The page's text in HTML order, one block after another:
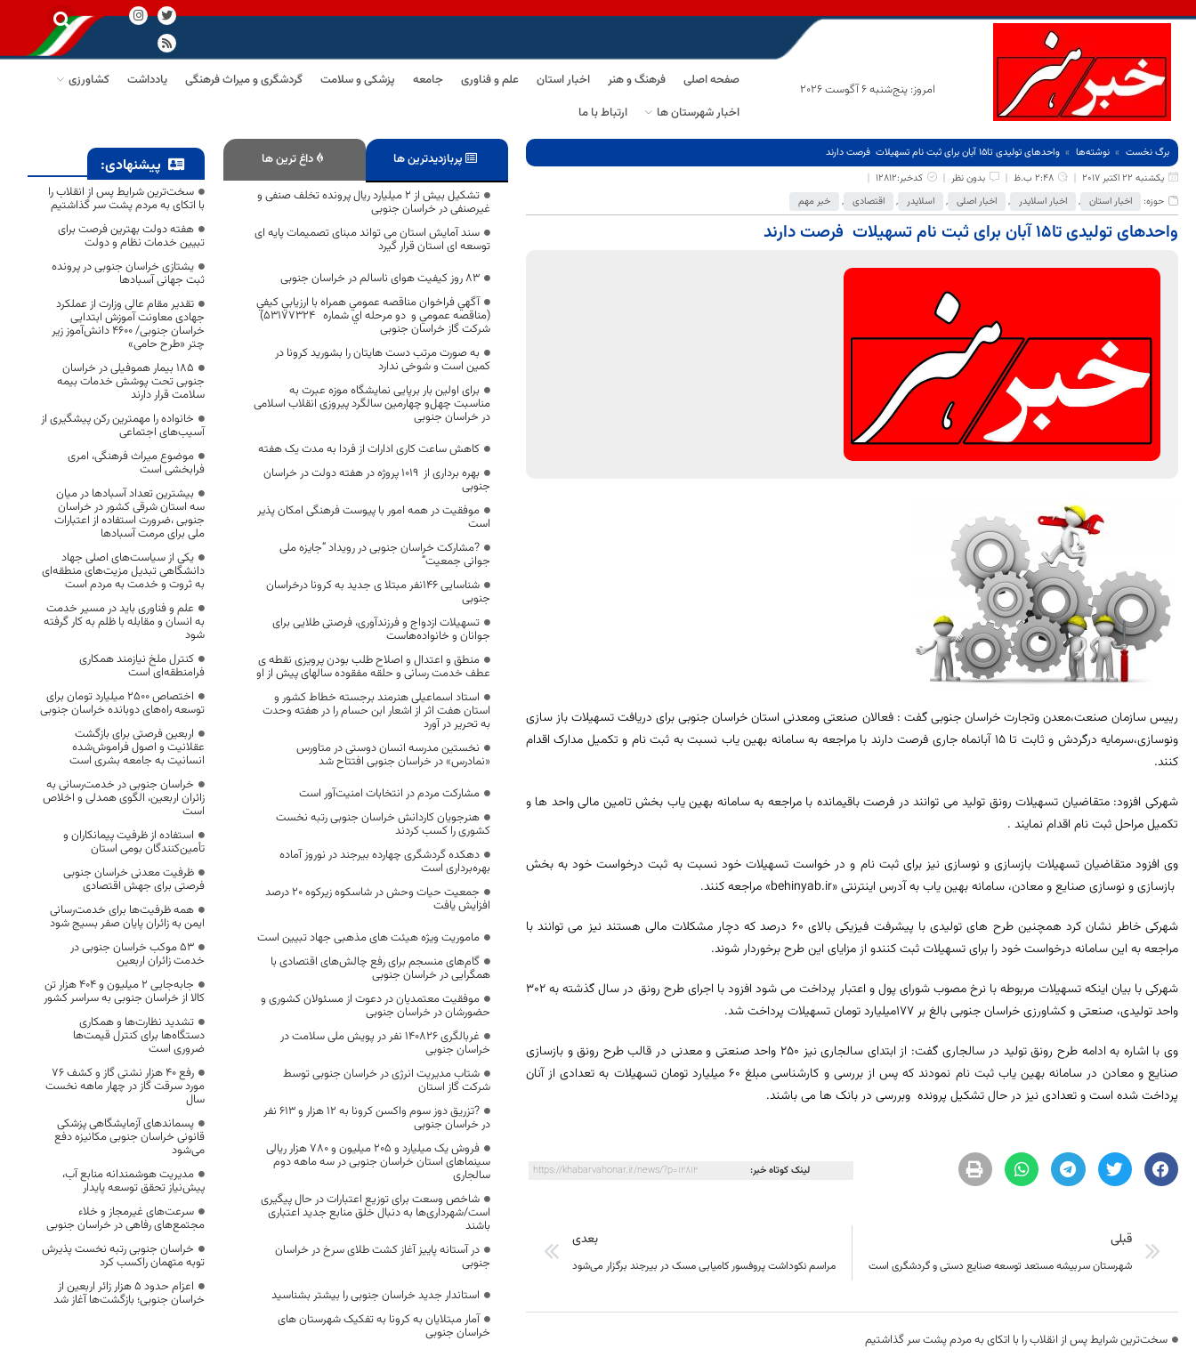
امروز: پنج‌شنبه 6 آگوست 2026
صفحه اصلی فرهنگ و هنر اخبار استان علم و فناوری جامعه پزشکی و سلامت گردشگری و میراث فرهنگی یادداشت
کشاورزی
اخبار شهرستان ها
ارتباط با ما
برگ نخست نوشته‌ها
واحدهای تولیدی تا15 آبان برای ثبت نام تسهیلات فرصت دارند
یکشنبه 22 اکتبر 2017
2:48 ب.ظ بدون نظر
کدخبر:12812
حوزه:
اخبار استان , اخبار اسلایدر , اخبار اصلی , اسلایدر , اقتصادی , خبر مهم
واحدهای تولیدی تا15 آبان برای ثبت نام تسهیلات فرصت دارند
رییس سازمان صنعت،معدن وتجارت خراسان جنوبی گفت : فعالان صنعتی ومعدنی استان خراسان جنوبی برای دریافت تسهیلات باز سازی
ونوسازی،سرمایه درگردش و ثابت تا 15 آبانماه جاری فرصت دارند با مراجعه به سامانه بهین یاب نسبت به ثبت نام و تکمیل مدارک اقدام
کنند.
شهرکی افزود: متقاضیان تسهیلات رونق تولید می توانند در فرصت باقیمانده با مراجعه به سامانه بهین یاب بخش تامین مالی واحد ها و
تکمیل مراحل ثبت نام اقدام نمایند .
وی افزود متقاضیان تسهیلات بازسازی و نوسازی نیز برای ثبت نام و در خواست تسهیلات خود نسبت به ثبت درخواست خود به بخش
بازسازی و نوسازی صنایع و معادن، سامانه بهین یاب به آدرس اینترنتی «behinyab.ir» مراجعه کنند.
شهرکی خاطر نشان کرد همچنین طرح های تولیدی با پیشرفت فیزیکی بالای ۶۰ درصد که دچار مشکلات مالی هستند نیز می توانند با
مراجعه به این سامانه درخواست خود را برای تسهیلات ثبت کنندو از مزایای این طرح برخوردار شوند.
شهرکی با بیان اینکه تسهیلات مربوطه با نرخ مصوب شورای پول و اعتبار پرداخت می شود افزود با اجرای طرح رونق در سال گذشته به 302
واحد تولیدی، صنعتی و کشاورزی خراسان جنوبی بالغ بر 177میلیارد تومان تسهیلات پرداخت شد.
وی با اشاره به ادامه طرح رونق تولید در سالجاری گفت: از ابتدای سالجاری نیز 250 واحد صنعتی و معدنی در قالب طرح رونق و بازسازی
صنایع و معادن در سامانه بهین یاب ثبت نام نمودند که پس از بررسی و کارشناسی مبلغ 60 میلیارد تومان تسهیلات به تعدادی از آنان
پرداخت شده است و تعدادی نیز در حال تشکیل پرونده وبررسی در بانک ها می باشند.
لینک کوتاه خبر: https://khabarvahonar.ir/news/?p=12812
قبلی
شهرستان سربیشه مستعد توسعه صنایع دستی و گردشگری است
بعدی
مراسم نکوداشت پروفسور کامیابی مسک در بیرجند برگزار می‌شود
سخت‌ترین شرایط پس از انقلاب را با اتکای به مردم پشت سر گذاشتیم
پربازدیدترین ها داغ ترین ها
تشکیل بیش از 2 میلیارد ریال پرونده تخلف صنفی و
غیرصنفی در خراسان جنوبی
سند آمایش استان می تواند مبنای تصمیمات پایه ای
توسعه ای استان قرار گیرد
۸۳ روز کیفیت هوای ناسالم در خراسان جنوبی
آگهي فراخوان مناقصه عمومي همراه با ارزيابي كيفي
(مناقصه عمومي و دو مرحله اي شماره 53177324)
شرکت گاز خراسان جنوبی
به صورت مرتب دست هایتان را بشورید کرونا در
کمین است و شوخی ندارد
برای اولین بار برپایی نمایشگاه موزه عبرت به
مناسبت چهل‌و چهارمین سالگرد پیروزی انقلاب اسلامی
در خراسان جنوبی
کاهش ساعت کاری ادارات از فردا به مدت یک هفته
بهره برداری از ۱۰۱۹ پروژه در هفته دولت در خراسان
جنوبی
موفقیت در همه امور با پیوست فرهنگی امکان پذیر
است
?مشارکت خراسان جنوبی در رویداد “جایزه ملی
جوانی جمعیت”
شناسایی 146نفر مبتلا ی جدید به کرونا درخراسان
جنوبی
تسهیلات ازدواج و فرزندآوری، فرصتی طلایی برای
جوانان و خانواده‌هاست
منطق و اعتدال و اصلاح طلب بودن پرویزی نقطه ی
عطف خدمت رسانی و حلقه مفقوده سالهای پیش از او
استاد اسماعیلی هنرمند برجسته خطاط کشور و
استان هفت اثر از اشعار ابن حسام را در هفته وحدت
به تحریر در آورد
نخستین مدرسه انسان دوستی در متاورس
«نمادرس» در خراسان جنوبی افتتاح شد
مشارکت مردم در انتخابات امنیت‌آور است
هنرجویان کاردانش خراسان جنوبی رتبه نخست
کشوری را کسب کردند
دهکده گردشگری چهارده بیرجند در نوروز آماده
بهره‌برداری است
جمعیت حیات وحش در شاسکوه زیرکوه ۲۰ درصد
افزایش یافت
ماموریت ویژه هیئت های مذهبی جهاد تبیین است
گام‌های منسجم برای رفع چالش‌های اقتصادی با
همگرایی در خراسان جنوبی
موفقیت معتمدیان در دعوت از مسئولان کشوری و
حضورشان در خراسان جنوبی
غربالگری 140826 نفر در پویش ملی سلامت در
خراسان جنوبی
شتاب مدیریت انرژی در خراسان جنوبی توسط
شرکت گاز استان
?تزریق دوز سوم واکسن کرونا به ۱۲ هزار و ۶۱۳ نفر
در خراسان جنوبی
فروش یک میلیارد و ۲۰۵ میلیون و ۷۸۰ هزار ریالی
سینماهای استان خراسان جنوبی در سه ماهه دوم
سالجاری
شاخص وسعت برای توزیع اعتبارات در حال پیگیری
است/شهرداری‌ها به دنبال خلق منابع جدید اعتباری
باشند
در آستانه پاییز آغاز کشت طلای سرخ در خراسان
جنوبی
استاندار جدید خراسان جنوبی را بیشتر بشناسید
آمار مبتلایان به کرونا به تفکیک شهرستان های
خراسان جنوبی
پیشنهادی:
سخت‌ترین شرایط پس از انقلاب را
با اتکای به مردم پشت سر گذاشتیم
هفته دولت بهترین فرصت برای
تبیین خدمات نظام و دولت
یشتازی خراسان جنوبی در پرونده
ثبت جهانی آسبادها
تقدیر مقام عالی وزارت از عملکرد
جهادی معاونت آموزش ابتدایی
خراسان جنوبی/ ۴۶۰۰ دانش‌آموز زیر
چتر «طرح حامی»
۱۸۵ بیمار هموفیلی در خراسان
جنوبی تحت پوشش خدمات بیمه
سلامت قرار دارند
خانواده را مهمترین رکن پیشگیری از
آسیب‌های اجتماعی
موضوع میراث فرهنگی، امری
فرابخشی است
بیشترین تعداد آسبادها در میان
سه استان شرقی کشور در خراسان
جنوبی ،ضرورت استفاده از اعتبارات
ملی برای مرمت آسبادها
یکی از سیاست‌های اصلی جهاد
دانشگاهی تبدیل مزیت‌های منطقه‌ای
به ثروت و خدمت به مردم است
علم و فناوری باید در مسیر خدمت
به انسان و مقابله با ظلم به کار گرفته
شود
کنترل ملخ نیازمند همکاری
فرامنطقه‌ای است
اختصاص 2500 میلیارد تومان برای
توسعه راه‌های دوبانده خراسان جنوبی
اربعین فرصتی برای بازگشت
عقلانیت و اصول فراموش‌شده
انسانیت به جامعه بشری است
خراسان جنوبی در خدمت‌رسانی به
زائران اربعین، الگوی همدلی و اخلاص
است
استفاده از ظرفیت پیمانکاران و
تأمین‌کنندگان بومی استان
ظرفیت معدنی خراسان جنوبی
فرصتی برای جهش اقتصادی
همه ظرفیت‌ها برای خدمت‌رسانی
ایمن به زائران پایان صفر بسیج شود
53 موکب خراسان جنوبی در
خدمت زائران اربعین
جابه‌جایی 2 میلیون و 404 هزار تن
کالا از خراسان جنوبی به سراسر کشور
تشدید نظارت‌ها و همکاری
دستگاه‌ها برای کنترل قیمت‌ها
ضروری است
رفع 40 هزار نشتی گاز و کشف 76
مورد سرقت گاز در چهار ماهه نخست
سال
پسماندهای آزمایشگاهی پزشکی
قانونی خراسان جنوبی مکانیزه دفع
می‌شود
مدیریت هوشمندانه منابع آب،
پیش‌نیاز تحقق توسعه پایدار
سرعت‌های غیرمجاز و خلاء
مجتمع‌های رفاهی در خراسان جنوبی
خراسان جنوبی رتبه نخست پذیرش
توبه متهمان راکسب کرد
اعزام حدود 5 هزار زائر اربعین از
خراسان جنوبی؛ بازگشت‌ها آغاز شد